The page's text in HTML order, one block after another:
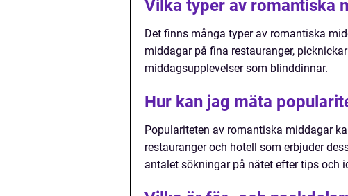
Vilka typer av romantiska
Det finns många typer av romantiska
middagar på fina restauranger,
middagsupplevelser som blinddinnar.
Hur kan jag mäta
Populariteten av romantiska middagar
restauranger och hotell som erbjuder
antalet sökningar på nätet efter tips och